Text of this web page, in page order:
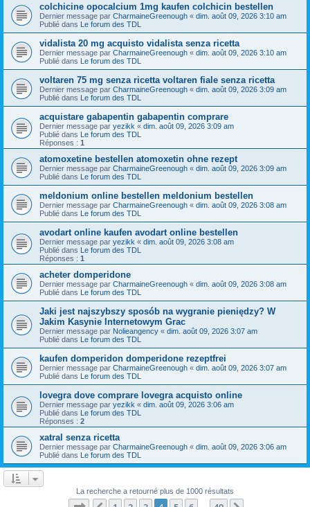
colchicine opocalcium 1mg kaufen colchicin bestellen
Dernier message par CharmaineGreenough « dim. août 09, 2026 3:10 am
Publié dans Le forum des TDL
vidalista 20 mg acquisto vidalista senza ricetta
Dernier message par CharmaineGreenough « dim. août 09, 2026 3:10 am
Publié dans Le forum des TDL
voltaren 75 mg senza ricetta voltaren fiale senza ricetta
Dernier message par CharmaineGreenough « dim. août 09, 2026 3:09 am
Publié dans Le forum des TDL
acquistare gabapentin gabapentin comprare
Dernier message par yezikk « dim. août 09, 2026 3:09 am
Publié dans Le forum des TDL
Réponses : 1
atomoxetine bestellen atomoxetin ohne rezept
Dernier message par CharmaineGreenough « dim. août 09, 2026 3:09 am
Publié dans Le forum des TDL
meldonium online bestellen meldonium bestellen
Dernier message par CharmaineGreenough « dim. août 09, 2026 3:08 am
Publié dans Le forum des TDL
avodart online kaufen avodart online bestellen
Dernier message par yezikk « dim. août 09, 2026 3:08 am
Publié dans Le forum des TDL
Réponses : 1
acheter domperidone
Dernier message par CharmaineGreenough « dim. août 09, 2026 3:08 am
Publié dans Le forum des TDL
Jaki jest najszybszy sposób na wygranie pieniędzy? W
Jakim Kasynie Internetowym Grac
Dernier message par Nolieangency « dim. août 09, 2026 3:07 am
Publié dans Le forum des TDL
kaufen domperidon domperidone rezeptfrei
Dernier message par CharmaineGreenough « dim. août 09, 2026 3:07 am
Publié dans Le forum des TDL
lovegra dove comprare lovegra acquisto online
Dernier message par yezikk « dim. août 09, 2026 3:06 am
Publié dans Le forum des TDL
Réponses : 2
xatral senza ricetta
Dernier message par CharmaineGreenough « dim. août 09, 2026 3:06 am
Publié dans Le forum des TDL
La recherche a retourné plus de 1000 résultats